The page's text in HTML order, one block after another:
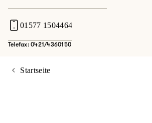
01577 1504464
Telefax: 0421/4360150
Startseite